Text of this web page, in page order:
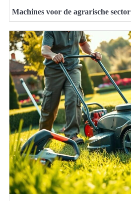
Machines voor de agrarische sector